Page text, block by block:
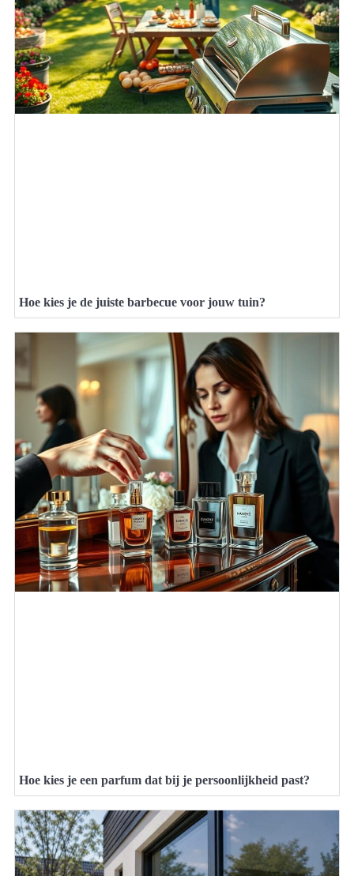
Hoe kies je de juiste barbecue voor jouw tuin?
Hoe kies je een parfum dat bij je persoonlijkheid past?